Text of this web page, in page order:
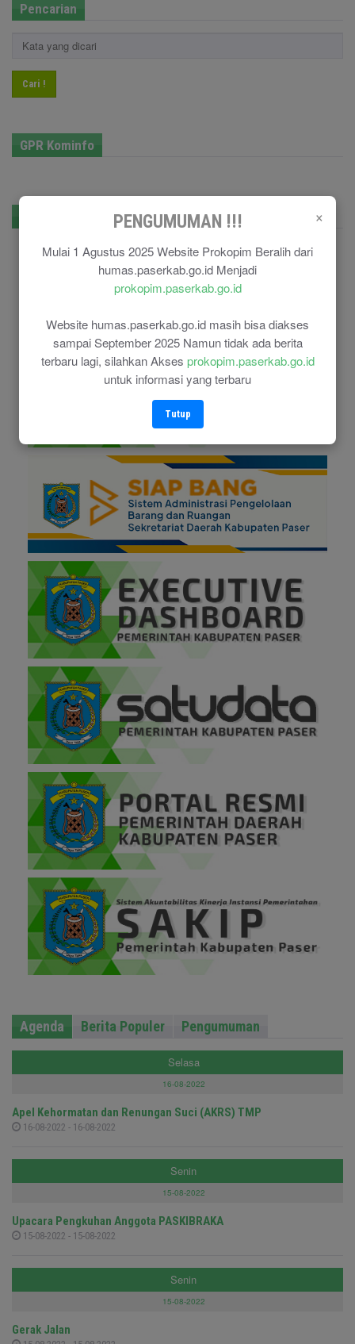
×
PENGUMUMAN !!!
Mulai 1 Agustus 2025 Website Prokopim Beralih dari
humas.paserkab.go.id Menjadi
prokopim.paserkab.go.id
Website humas.paserkab.go.id masih bisa diakses
sampai September 2025 Namun tidak ada berita
terbaru lagi, silahkan Akses prokopim.paserkab.go.id
untuk informasi yang terbaru
Tutup
Pencarian
Cari !
GPR Kominfo
Agenda Berita Populer Pengumuman
Selasa
16-08-2022
Apel Kehormatan dan Renungan Suci (AKRS) TMP
16-08-2022 - 16-08-2022
Senin
15-08-2022
Upacara Pengkuhan Anggota PASKIBRAKA
15-08-2022 - 15-08-2022
Senin
15-08-2022
Gerak Jalan